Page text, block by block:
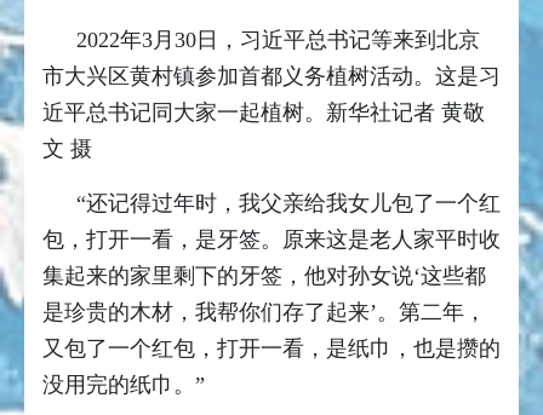
2022年3月30日，习近平总书记等来到北京
市大兴区黄村镇参加首都义务植树活动。这是习
近平总书记同大家一起植树。新华社记者 黄敬
文 摄
“还记得过年时，我父亲给我女儿包了一个红
包，打开一看，是牙签。原来这是老人家平时收
集起来的家里剩下的牙签，他对孙女说‘这些都
是珍贵的木材，我帮你们存了起来’。第二年，
又包了一个红包，打开一看，是纸巾，也是攒的
没用完的纸巾。”